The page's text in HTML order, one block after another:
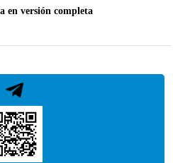
en versión completa